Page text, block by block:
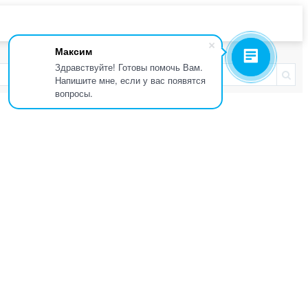
Максим
Здравствуйте! Готовы помочь Вам.
Напишите мне, если у вас появятся
вопросы.